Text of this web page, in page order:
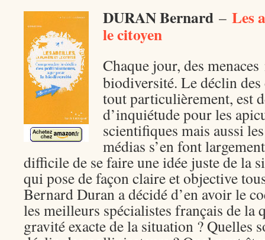
DURAN Bernard – Les
le citoyen
Chaque jour, des
biodiversité. Le déclin
tout particulièrement, est
d’inquiétude pour les
scientifiques mais aussi
médias s’en font
difficile de se faire une idée juste de la
qui pose de façon claire et objective
Bernard Duran a décidé d’en avoir le
les meilleurs spécialistes français de la
gravité exacte de la situation ? Quelles